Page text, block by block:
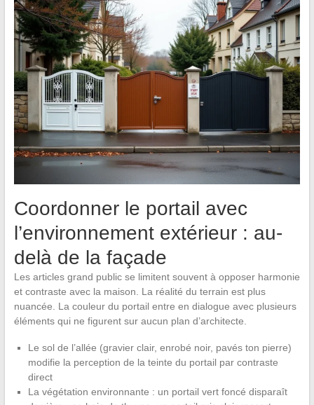
Coordonner le portail avec
l’environnement extérieur : au-
delà de la façade
Les articles grand public se limitent souvent à opposer harmonie
et contraste avec la maison. La réalité du terrain est plus
nuancée. La couleur du portail entre en dialogue avec plusieurs
éléments qui ne figurent sur aucun plan d’architecte.
Le sol de l’allée (gravier clair, enrobé noir, pavés ton pierre)
modifie la perception de la teinte du portail par contraste
direct
La végétation environnante : un portail vert foncé disparaît